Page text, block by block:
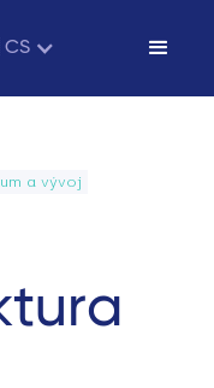
a vývoj